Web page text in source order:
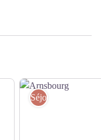
Séjourner Parc